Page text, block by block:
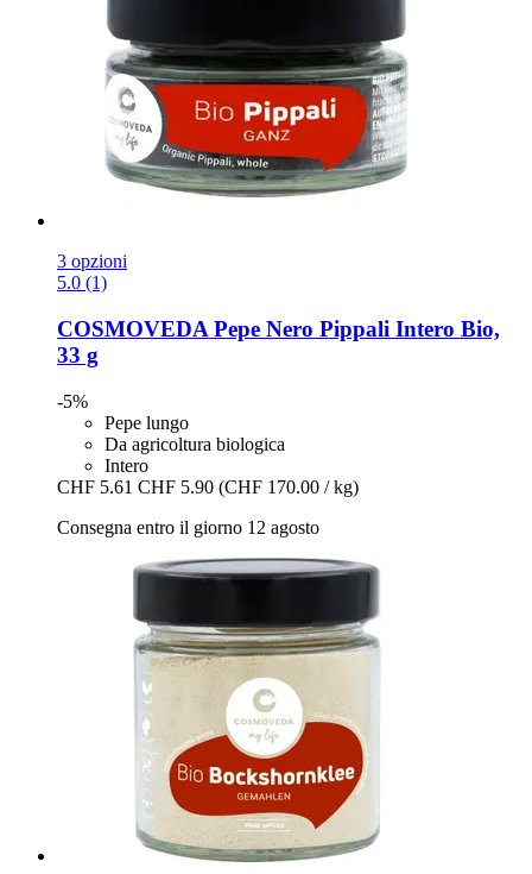
3 opzioni
5.0 (1)
COSMOVEDA Pepe Nero Pippali Intero Bio,
33 g
-5%
Pepe lungo
Da agricoltura biologica
Intero
CHF 5.61 CHF 5.90 (CHF 170.00 / kg)
Consegna entro il giorno 12 agosto